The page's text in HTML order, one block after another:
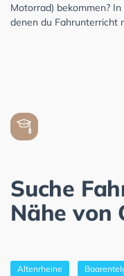
Motorrad) bekommen?
denen du Fahrunterricht
Suche
Nähe von
Altenrheine